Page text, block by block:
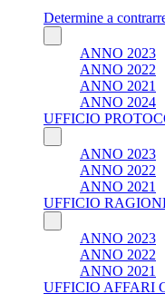
Determine a
ANNO 2023
ANNO 2022
ANNO 2021
ANNO 2024
UFFICIO
ANNO 2023
ANNO 2022
ANNO 2021
UFFICIO
ANNO 2023
ANNO 2022
ANNO 2021
UFFICIO AFFARI